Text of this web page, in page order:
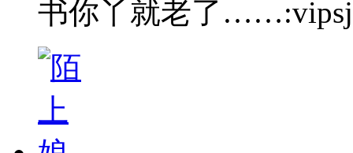
书你丫就老了……:vipsj